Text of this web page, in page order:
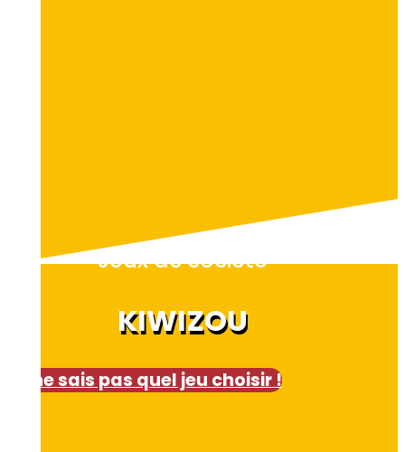
Jeux de société
KIWIZOU
Je ne sais pas quel jeu choisir !